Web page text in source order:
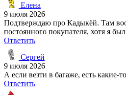
Елена
9 июля 2026
Подтверждаю про Кадыкёй. Там
постоянного покупателя, хотя я
Ответить
Сергей
9 июля 2026
А если везти в багаже, есть какие-
Ответить